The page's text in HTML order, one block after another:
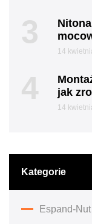
3
14
4
jak
14
Kategorie
Espand-Nut